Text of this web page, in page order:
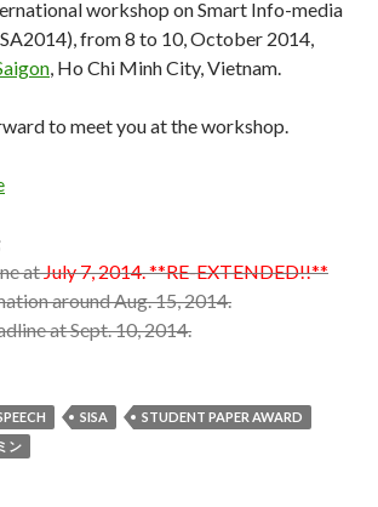
workshop on Smart Info-media
from 8 to 10, October 2014,
, Ho Chi Minh City, Vietnam.
to meet you at the workshop.
atJuly 7, 2014. **RE-EXTENDED!!**
around Aug. 15, 2014.
at Sept. 10, 2014.
SISA
STUDENT PAPER AWARD
ン